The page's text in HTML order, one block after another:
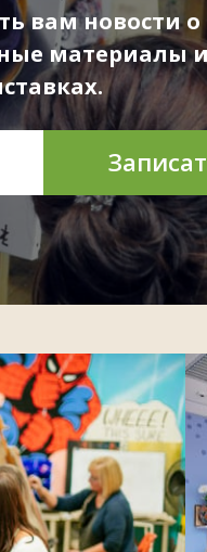
вам новости
материалы